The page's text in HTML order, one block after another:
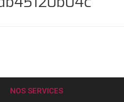
NOS SERVICES